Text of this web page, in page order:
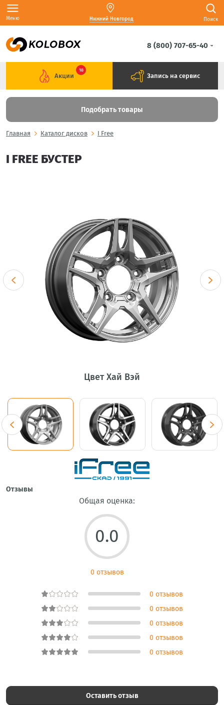
Меню Нижний Новгород Поиск
8 (800) 707-65-40
Акции
18
Запись на сервис
Подобрать товары
Главная Каталог дисков I Free
I FREE БУСТЕР
Цвет Хай Вэй
Отзывы
Общая оценка:
0.0
0 отзывов
0 отзывов
0 отзывов
0 отзывов
0 отзывов
0 отзывов
Оставить отзыв